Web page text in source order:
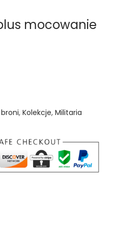
mocowanie
, Kolekcje, Militaria